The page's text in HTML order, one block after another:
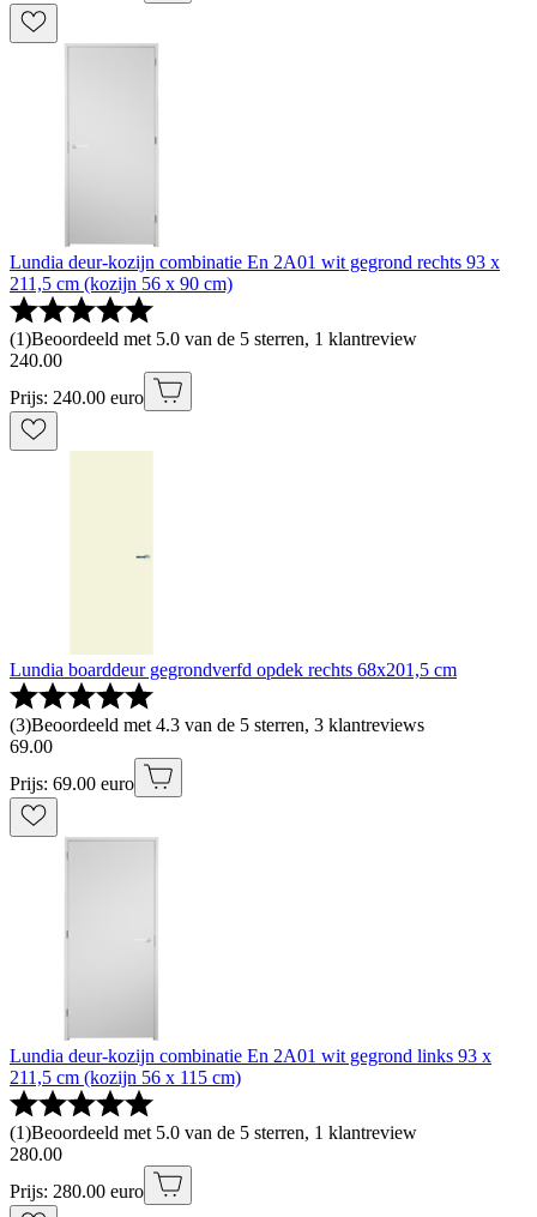
Lundia deur-kozijn combinatie En 2A01 wit gegrond rechts 93 x
211,5 cm (kozijn 56 x 90 cm)
(1)Beoordeeld met 5.0 van de 5 sterren, 1 klantreview
240.00
Prijs: 240.00 euro
Lundia boarddeur gegrondverfd opdek rechts 68x201,5 cm
(3)Beoordeeld met 4.3 van de 5 sterren, 3 klantreviews
69.00
Prijs: 69.00 euro
Lundia deur-kozijn combinatie En 2A01 wit gegrond links 93 x
211,5 cm (kozijn 56 x 115 cm)
(1)Beoordeeld met 5.0 van de 5 sterren, 1 klantreview
280.00
Prijs: 280.00 euro